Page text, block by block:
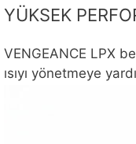
YÜKSEK
VENGEANCE LPX
ısıyı yönetmeye